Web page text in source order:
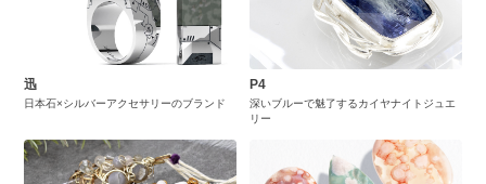
迅
日本石×シルバーアクセサリーのブランド
P4
深いブルーで魅了するカイヤナイトジュエ
リー